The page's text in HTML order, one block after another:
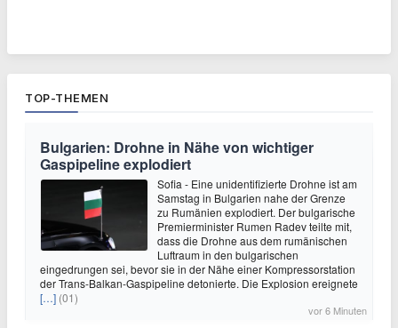
TOP-THEMEN
Bulgarien: Drohne in Nähe von wichtiger
Gaspipeline explodiert
Sofia - Eine unidentifizierte Drohne ist am
Samstag in Bulgarien nahe der Grenze
zu Rumänien explodiert. Der bulgarische
Premierminister Rumen Radev teilte mit,
dass die Drohne aus dem rumänischen
Luftraum in den bulgarischen
eingedrungen sei, bevor sie in der Nähe einer Kompressorstation
der Trans-Balkan-Gaspipeline detonierte. Die Explosion ereignete
[…] (01)
vor 6 Minuten